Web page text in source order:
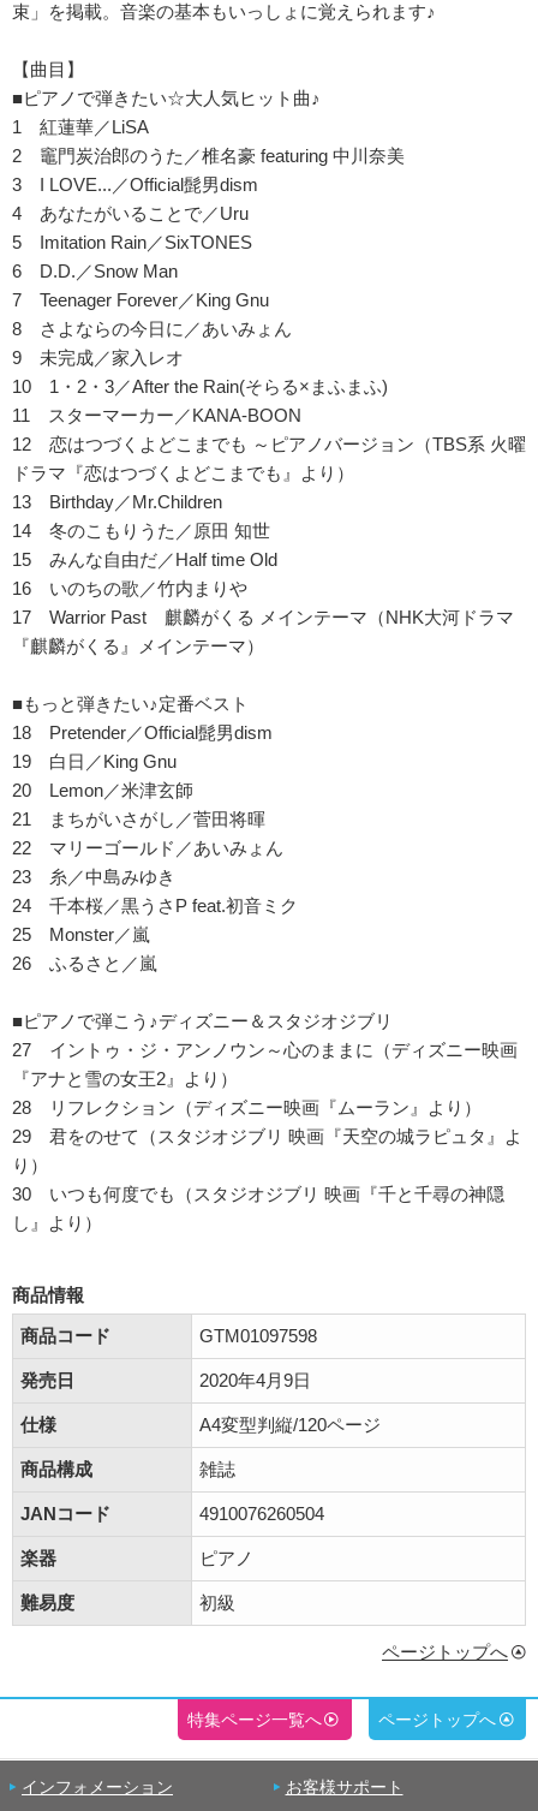
束」を掲載。音楽の基本もいっしょに覚えられます♪
【曲目】
■ピアノで弾きたい☆大人気ヒット曲♪
1 紅蓮華／LiSA
2 竈門炭治郎のうた／椎名豪 featuring 中川奈美
3 I LOVE...／Official髭男dism
4 あなたがいることで／Uru
5 Imitation Rain／SixTONES
6 D.D.／Snow Man
7 Teenager Forever／King Gnu
8 さよならの今日に／あいみょん
9 未完成／家入レオ
10 1・2・3／After the Rain(そらる×まふまふ)
11 スターマーカー／KANA-BOON
12 恋はつづくよどこまでも ～ピアノバージョン（TBS系 火曜
ドラマ『恋はつづくよどこまでも』より）
13 Birthday／Mr.Children
14 冬のこもりうた／原田 知世
15 みんな自由だ／Half time Old
16 いのちの歌／竹内まりや
17 Warrior Past 麒麟がくる メインテーマ（NHK大河ドラマ
『麒麟がくる』メインテーマ）
■もっと弾きたい♪定番ベスト
18 Pretender／Official髭男dism
19 白日／King Gnu
20 Lemon／米津玄師
21 まちがいさがし／菅田将暉
22 マリーゴールド／あいみょん
23 糸／中島みゆき
24 千本桜／黒うさP feat.初音ミク
25 Monster／嵐
26 ふるさと／嵐
■ピアノで弾こう♪ディズニー＆スタジオジブリ
27 イントゥ・ジ・アンノウン～心のままに（ディズニー映画
『アナと雪の女王2』より）
28 リフレクション（ディズニー映画『ムーラン』より）
29 君をのせて（スタジオジブリ 映画『天空の城ラピュタ』よ
り）
30 いつも何度でも（スタジオジブリ 映画『千と千尋の神隠
し』より）
商品情報
商品コード
GTM01097598
発売日 2020年4月9日
仕様 A4変型判縦/120ページ
商品構成 雑誌
JANコード 4910076260504
楽器 ピアノ
難易度 初級
ページトップへ
特集ページ一覧へ ページトップへ
インフォメーション お客様サポート